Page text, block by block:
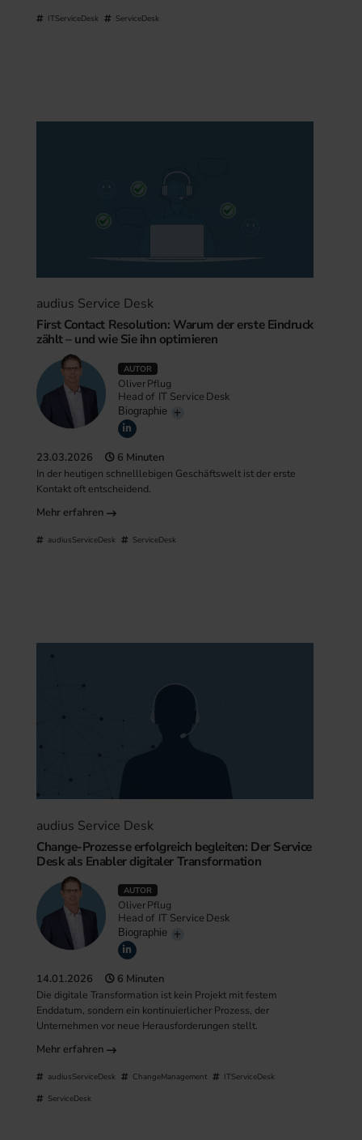
ITServiceDesk ServiceDesk
audius Service Desk
First Contact Resolution: Warum der erste Eindruck
zählt – und wie Sie ihn optimieren
AUTOR
Oliver Pflug
Head of IT Service Desk
Biographie
23.03.2026 6 Minuten
In der heutigen schnelllebigen Geschäftswelt ist der erste
Kontakt oft entscheidend.
Mehr erfahren
audiusServiceDesk ServiceDesk
audius Service Desk
Change-Prozesse erfolgreich begleiten: Der Service
Desk als Enabler digitaler Transformation
AUTOR
Oliver Pflug
Head of IT Service Desk
Biographie
14.01.2026 6 Minuten
Die digitale Transformation ist kein Projekt mit festem
Enddatum, sondern ein kontinuierlicher Prozess, der
Unternehmen vor neue Herausforderungen stellt.
Mehr erfahren
audiusServiceDesk ChangeManagement ITServiceDesk
ServiceDesk